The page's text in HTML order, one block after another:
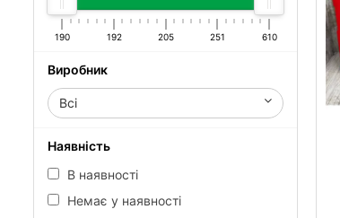
Колір
Фіолетовий
Чорний
Синій
Золотий
Зелений
Показати всі